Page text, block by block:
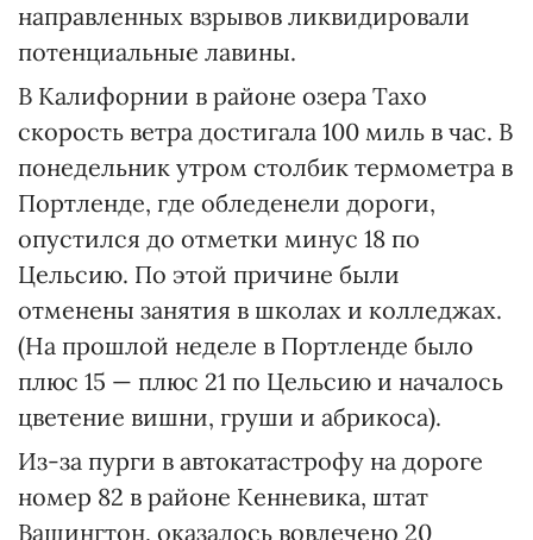
направленных взрывов ликвидировали
потенциальные лавины.
В Калифорнии в районе озера Тахо
скорость ветра достигала 100 миль в час. В
понедельник утром столбик термометра в
Портленде, где обледенели дороги,
опустился до отметки минус 18 по
Цельсию. По этой причине были
отменены занятия в школах и колледжах.
(На прошлой неделе в Портленде было
плюс 15 — плюс 21 по Цельсию и началось
цветение вишни, груши и абрикоса).
Из-за пурги в автокатастрофу на дороге
номер 82 в районе Кенневика, штат
Вашингтон, оказалось вовлечено 20